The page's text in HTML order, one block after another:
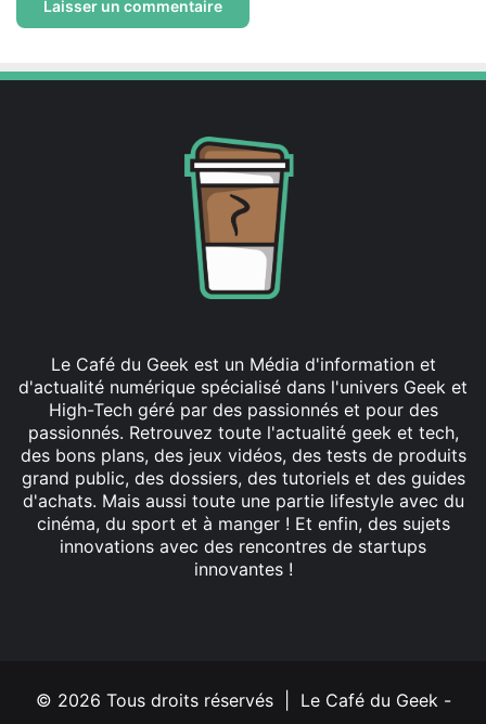
Le Café du Geek est un Média d'information et
d'actualité numérique spécialisé dans l'univers Geek et
High-Tech géré par des passionnés et pour des
passionnés. Retrouvez toute l'actualité geek et tech,
des bons plans, des jeux vidéos, des tests de produits
grand public, des dossiers, des tutoriels et des guides
d'achats. Mais aussi toute une partie lifestyle avec du
cinéma, du sport et à manger ! Et enfin, des sujets
innovations avec des rencontres de startups
innovantes !
© 2026 Tous droits réservés | Le Café du Geek -